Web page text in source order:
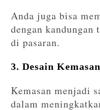
Anda juga bisa
dengan kandungan
di pasaran.
3. Desain
Kemasan menjadi
dalam